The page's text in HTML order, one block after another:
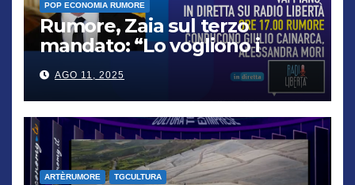
POP ECONOMIA RUMORE
Rumore, Zaia sul terzo
mandato: “Lo vogliono i
cittadini, chi non lo capisce
verrà punito”
AGO 11, 2025
ARTÈRUMORE TGCULTURA